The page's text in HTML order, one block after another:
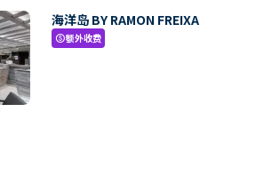
海洋岛 BY RAMON FREIXA
paid额外收费